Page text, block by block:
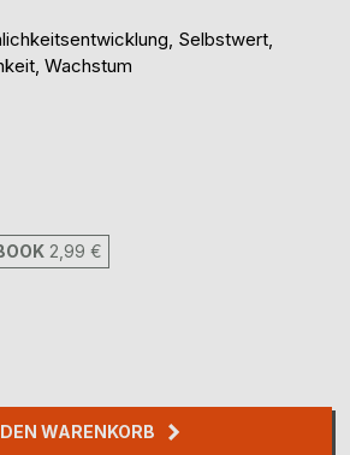
Selbstwert,
Wachstum
2,99 €
WARENKORB